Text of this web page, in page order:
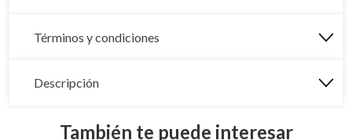
Términos y condiciones
Descripción
También te puede interesar